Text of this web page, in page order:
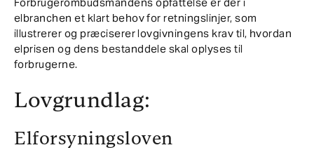
elbranchen et klart behov for retningslinjer, som
illustrerer og præciserer lovgivningens krav til, hvordan
elprisen og dens bestanddele skal oplyses til
forbrugerne.
Lovgrundlag:
Elforsyningsloven